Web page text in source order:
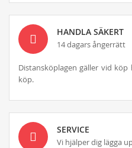
HANDLA SÄKERT
14 dagars ångerrätt
Distansköplagen gäller vid
köp.
SERVICE
Vi hjälper dig lägga